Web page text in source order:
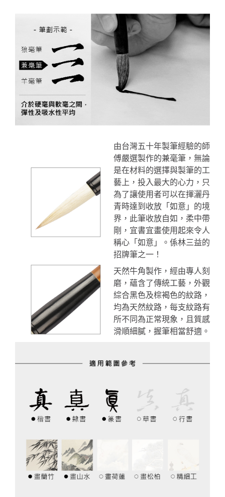
由台灣五十年製筆經驗的師
傅嚴選製作的兼毫筆，無論
是在材料的選擇與製筆的工
藝上，投入最大的心力，只
為了讓使用者可以在揮灑丹
青時達到收放「如意」的境
界，此筆收放自如，柔中帶
剛，宜書宜畫使用起來令人
稱心「如意」。係林三益的
招牌筆之一！
天然牛角製作，經由專人刻
磨，蘊含了傳統工藝，外觀
綜合黑色及棕褐色的紋路，
均為天然紋路，每支紋路有
所不同為正常現象，且質感
滑順細膩，握筆相當舒適。